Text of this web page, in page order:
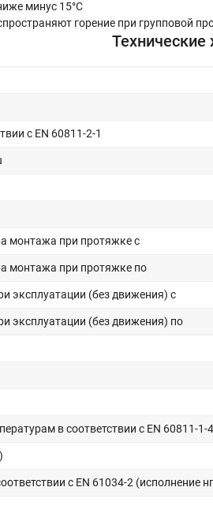
минус 15°С
горение при групповой
Технические
с EN 60811-2-1
монтажа при протяжке с
монтажа при протяжке по
эксплуатации (без движения) с
эксплуатации (без движения) по
в соответствии с EN 60811-1-4
с EN 61034-2 (исполнение